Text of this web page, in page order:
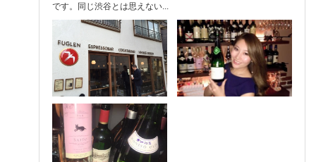
です。同じ渋谷とは思えない...